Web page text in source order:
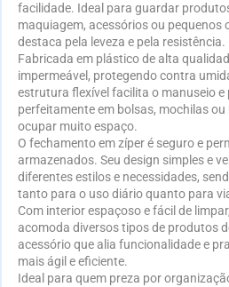
facilidade. Ideal para guardar
maquiagem, acessórios ou pequenos
destaca pela leveza e pela resistência.
Fabricada em plástico de alta
impermeável, protegendo contra
estrutura flexível facilita o manuseio e
perfeitamente em bolsas, mochilas ou
ocupar muito espaço.
O fechamento em zíper é seguro e
armazenados. Seu design simples e
diferentes estilos e necessidades,
tanto para o uso diário quanto para
Com interior espaçoso e fácil de
acomoda diversos tipos de produtos
acessório que alia funcionalidade e
mais ágil e eficiente.
Ideal para quem preza por